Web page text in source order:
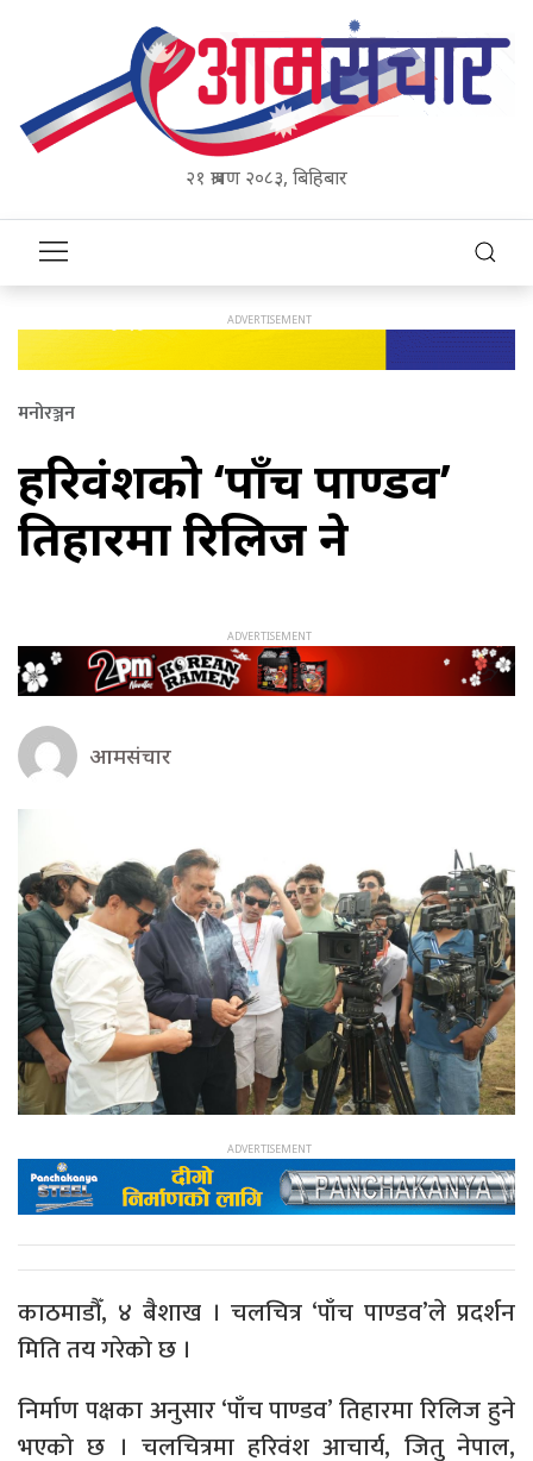
२१ श्रावण २०८३, बिहिबार
मनोरञ्जन
हरिवंशको ‘पाँच पाण्डव’
तिहारमा रिलिज हुने
आमसंचार
काठमाडौँ, ४ बैशाख । चलचित्र ‘पाँच पाण्डव’ले प्रदर्शन
मिति तय गरेको छ ।
निर्माण पक्षका अनुसार ‘पाँच पाण्डव’ तिहारमा रिलिज हुने
भएको छ । चलचित्रमा हरिवंश आचार्य, जितु नेपाल,